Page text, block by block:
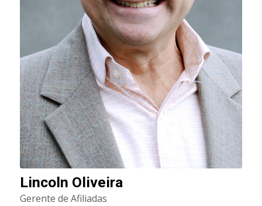
Lincoln Oliveira
Gerente de Afiliadas